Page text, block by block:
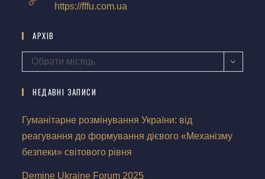
https://fffu.com.ua
АРХІВ
Обрати місяць
НЕДАВНІ ЗАПИСИ
Гуманітарне розмінування України: від
реагування до формування дієвого «Механізму
безпеки» світового рівня
Demine Ukraine Forum 2025